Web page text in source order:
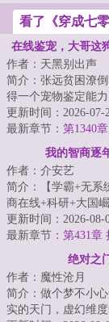
看了《穿成七
在线鉴宠，大哥这
啊
作者：天黑别出声
简介：张远贫困潦
得一个宠物鉴定能
去宠物行业发光发热
资格证被拒。另...
更新时间：2026-07-
最新章节： 第1340
我的智商逐
作者：介安艺
简介：【学霸+无系
商在线+科研+大国
生回了婴儿时期。
统，没有随身空...
更新时间：2026-08-
最新章节： 第431章
绝对之
作者：魔性沧月
简介：做个梦不小
实的天门，虚幻维